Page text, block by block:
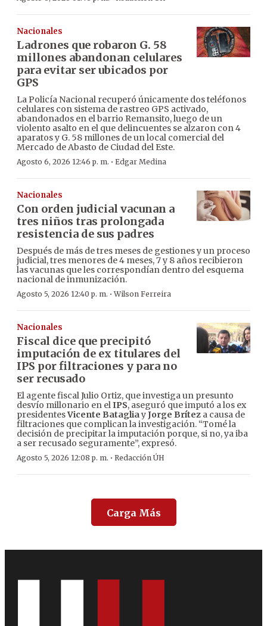
Nacionales
Ladrones que robaron G. 58
millones abandonan celulares
para evitar ser ubicados por
GPS
La Policía Nacional recuperó únicamente dos teléfonos
celulares con sistema de rastreo GPS activado,
abandonados en el barrio Remansito, luego de un
violento asalto en el que delincuentes se alzaron con 4
aparatos y G. 58 millones de un local comercial del
Mercado de Abasto de Ciudad del Este.
Agosto 6, 2026 12:46 p. m. · Edgar Medina
Nacionales
Con orden judicial vacunan a
tres niños tras prolongada
resistencia de sus padres
Después de más de tres meses de gestiones y un proceso
judicial, tres menores de 4 meses, 7 y 8 años recibieron
las vacunas que les correspondían dentro del esquema
nacional de inmunización.
Agosto 5, 2026 12:40 p. m. ·Wilson Ferreira
Nacionales
Fiscal dice que precipitó
imputación de ex titulares del
IPS por filtraciones y para no
ser recusado
El agente fiscal Julio Ortiz, que investiga un presunto
desvío millonario en elIPS, aseguró que imputó a los ex
presidentesVicente BatagliayJorge Brítez a causa de
filtraciones que complican la investigación. “Tomé la
decisión de precipitar la imputación porque, si no, ya iba
a ser recusado seguramente”, expresó.
Agosto 5, 2026 12:08 p. m. · Redacción ÚH
Carga Más